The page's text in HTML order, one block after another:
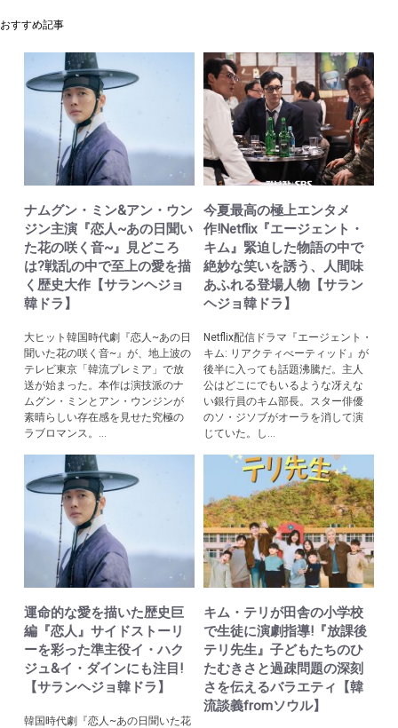
おすすめ記事
ナムグン・ミン&アン・ウン
ジン主演『恋人~あの日聞い
た花の咲く音~』見どころ
は?戦乱の中で至上の愛を描
く歴史大作【サランヘジョ
韓ドラ】
大ヒット韓国時代劇『恋人~あの日
聞いた花の咲く音~』が、地上波の
テレビ東京「韓流プレミア」で放
送が始まった。本作は演技派のナ
ムグン・ミンとアン・ウンジンが
素晴らしい存在感を見せた究極の
ラブロマンス。...
今夏最高の極上エンタメ
作!Netflix『エージェント・
キム』緊迫した物語の中で
絶妙な笑いを誘う、人間味
あふれる登場人物【サラン
ヘジョ韓ドラ】
Netflix配信ドラマ『エージェント・
キム: リアクティべーティッド』が
後半に入っても話題沸騰だ。主人
公はどこにでもいるような冴えな
い銀行員のキム部長。スター俳優
のソ・ジソブがオーラを消して演
じていた。し...
運命的な愛を描いた歴史巨
編『恋人』サイドストーリ
ーを彩った準主役イ・ハク
ジュ&イ・ダインにも注目!
【サランヘジョ韓ドラ】
韓国時代劇『恋人~あの日聞いた花
キム・テリが田舎の小学校
で生徒に演劇指導!『放課後
テリ先生』子どもたちのひ
たむきさと過疎問題の深刻
さを伝えるバラエティ【韓
流談義fromソウル】